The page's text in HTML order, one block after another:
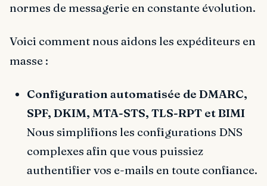
normes de messagerie en constante évolution.
Voici comment nous aidons les expéditeurs en
masse :
Configuration automatisée de DMARC,
SPF, DKIM, MTA-STS, TLS-RPT et BIMI
Nous simplifions les configurations DNS
complexes afin que vous puissiez
authentifier vos e-mails en toute confiance.